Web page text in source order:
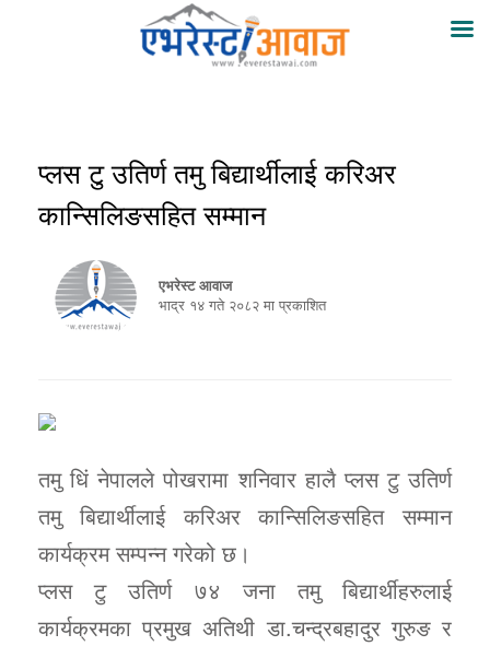
प्लस टु उतिर्ण तमु बिद्यार्थीलाई करिअर
कान्सिलिङसहित सम्मान
एभरेस्ट आवाज
भाद्र १४ गते २०८२ मा प्रकाशित
तमु धिं नेपालले पोखरामा शनिवार हालै प्लस टु उतिर्ण
तमु बिद्यार्थीलाई करिअर कान्सिलिङसहित सम्मान
कार्यक्रम सम्पन्न गरेको छ।
प्लस टु उतिर्ण ७४ जना तमु बिद्यार्थीहरुलाई
कार्यक्रमका प्रमुख अतिथी डा.चन्द्रबहादुर गुरुङ र